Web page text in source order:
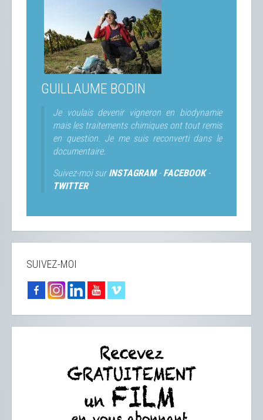
GUILLAUME BODIN
Je voulais devenir vigneron en biodynamie
mais les traitements chimiques ont tout remis
en question. Je me suis reconverti dans le
documentaire.
Suivez-moi surINSTAGRAM- FACEBOOK-
TWITTER
SUIVEZ-MOI